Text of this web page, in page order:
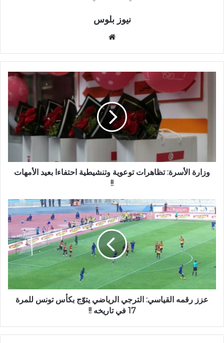
نيوز بلوس
وزارة الأسرة: تظاهرات توعوية وتنشيطية احتفاءا بعيد الأمهات
!!
عزز رقمه القياسي: الترجي الرياضي يتوّج بكأس تونس للمرة
17 في تاريخه !!